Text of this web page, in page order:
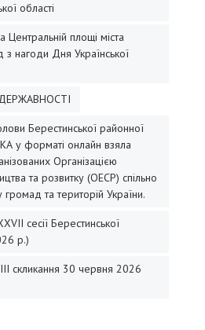
прийому громадян
районної ради
області
Центральній площі міста
з нагоди Дня Української
Берестинської районної
у форматі онлайн взяла
Організацією
та розвитку (ОЕСР) спільно
громад та територій України.
сесії Берестинської
р.)
скликання 30 червня 2026